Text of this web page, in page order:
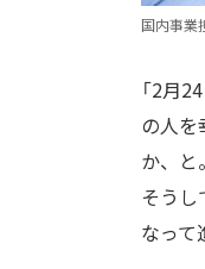
国内事業
「2月
の人を
か、と
そう
なって